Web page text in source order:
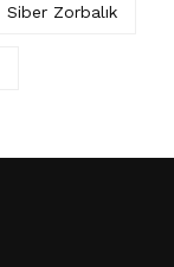
Siber Zorbalık